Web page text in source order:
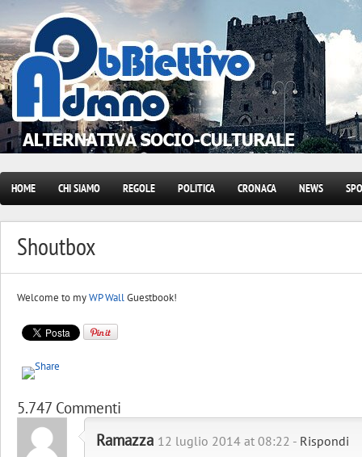
HOME CHI SIAMO REGOLE POLITICA CRONACA NEWS
Shoutbox
Welcome to myWP WallGuestbook!
5.747 Commenti
Ramazza 12 luglio 2014 at 08:22 - Rispondi